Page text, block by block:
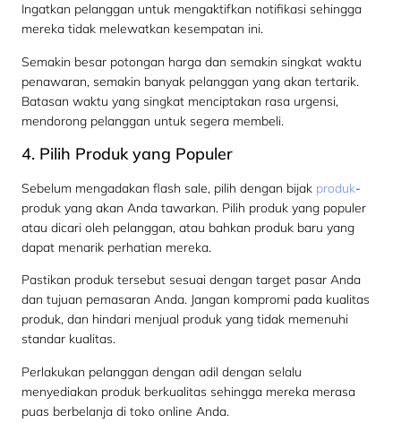
Ingatkan pelanggan untuk mengaktifkan notifikasi sehingga
mereka tidak melewatkan kesempatan ini.
Semakin besar potongan harga dan semakin singkat waktu
penawaran, semakin banyak pelanggan yang akan tertarik.
Batasan waktu yang singkat menciptakan rasa urgensi,
mendorong pelanggan untuk segera membeli.
4. Pilih Produk yang Populer
Sebelum mengadakan flash sale, pilih dengan bijak produk-
produk yang akan Anda tawarkan. Pilih produk yang populer
atau dicari oleh pelanggan, atau bahkan produk baru yang
dapat menarik perhatian mereka.
Pastikan produk tersebut sesuai dengan target pasar Anda
dan tujuan pemasaran Anda. Jangan kompromi pada kualitas
produk, dan hindari menjual produk yang tidak memenuhi
standar kualitas.
Perlakukan pelanggan dengan adil dengan selalu
menyediakan produk berkualitas sehingga mereka merasa
puas berbelanja di toko online Anda.